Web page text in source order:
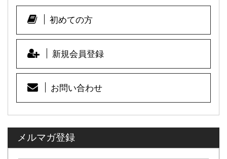
初めての方
新規会員登録
お問い合わせ
メルマガ登録